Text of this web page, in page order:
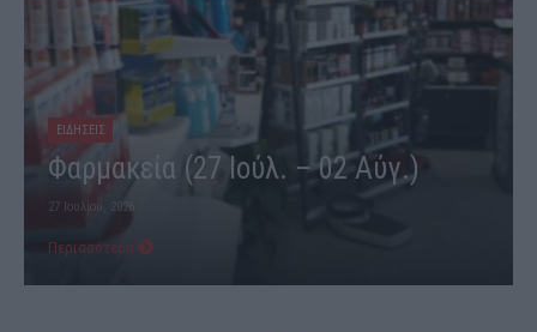
ΕΙΔΗΣΕΙΣ
Φαρμακεία (27 Ιούλ. – 02 Αύγ.)
27 Ιουλίου, 2026
Περισσότερα